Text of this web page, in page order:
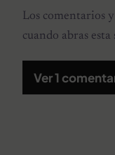
Los comentarios
cuando abras esta
Ver 1